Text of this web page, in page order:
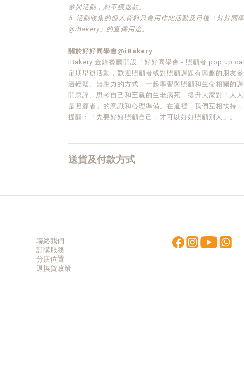
參與活動，恕不獲退款。
5. 活動收集的個人資料只會用作此活動及日後「好好同
@iBakery」的宣傳用途。
關於好好同學會@iBakery
iBakery 金鐘餐廳開設「好好同學會 - 照顧者 pop up
定期舉辦活動，歡迎照顧者或對照顧課題有興趣的朋友
過輕鬆、無壓力的方式，一起學習與照顧和生命相關的
開忌諱、思考自己和至親的生老病死，提升大家對「人
是照顧者」的意識和心理準備。在這裡，我們互相扶持
提醒：「先要好好照顧自己，才可以好好照顧別人」。
送貨及付款方式
聯絡我們
訂購服務
分店位置
退換貨政策